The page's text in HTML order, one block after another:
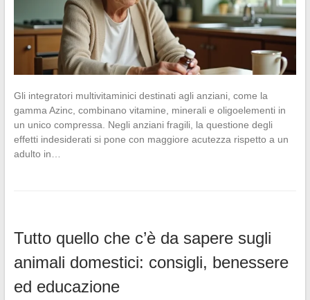
Gli integratori multivitaminici destinati agli anziani, come la
gamma Azinc, combinano vitamine, minerali e oligoelementi in
un unico compressa. Negli anziani fragili, la questione degli
effetti indesiderati si pone con maggiore acutezza rispetto a un
adulto in…
Tutto quello che c’è da sapere sugli
animali domestici: consigli, benessere
ed educazione